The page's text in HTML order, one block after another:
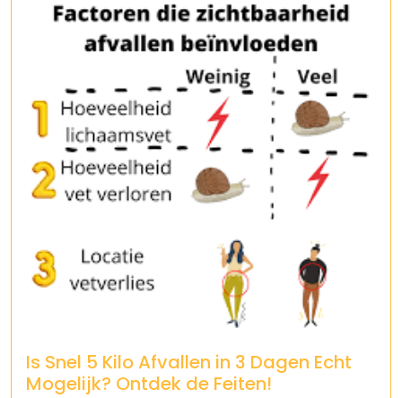
Is Snel 5 Kilo Afvallen in 3 Dagen Echt
Mogelijk? Ontdek de Feiten!